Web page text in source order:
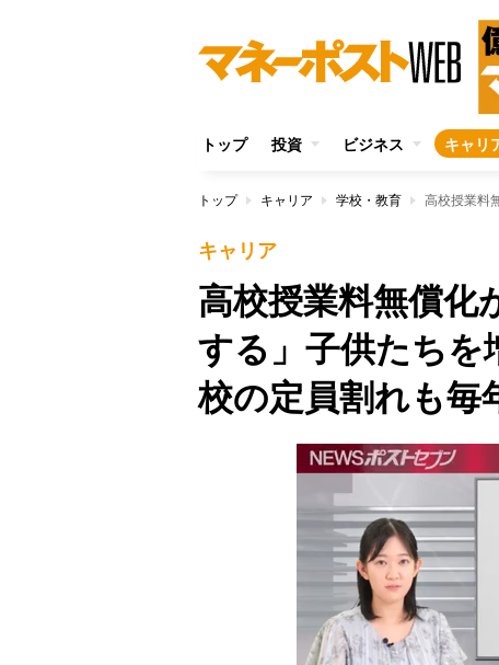
トップ 投資 ビジネス キャリ
トップ キャリア 学校・教育
キャリア
高校授業料無償化
する」子供たち
校の定員割れも毎